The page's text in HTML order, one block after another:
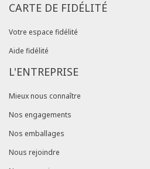
CARTE DE FIDÉLITÉ
Votre espace fidélité
Aide fidélité
L'ENTREPRISE
Mieux nous connaître
Nos engagements
Nos emballages
Nous rejoindre